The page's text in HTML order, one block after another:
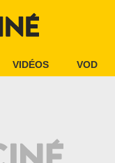
VIDÉOS VOD